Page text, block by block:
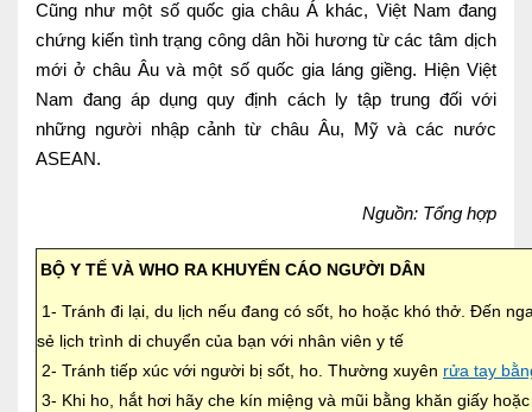
Cũng như một số quốc gia châu Á khác, Việt Nam đang
chứng kiến tình trạng công dân hồi hương từ các tâm dịch
mới ở châu Âu và một số quốc gia láng giềng. Hiện Việt
Nam đang áp dụng quy định cách ly tập trung đối với
những người nhập cảnh từ châu Âu, Mỹ và các nước
ASEAN.
Nguồn: Tổng hợp
BỘ Y TẾ VÀ WHO RA KHUYẾN CÁO NGƯỜI DÂN
1- Tránh đi lại, du lịch nếu đang có sốt, ho hoặc khó thở. Đến
sẻ lịch trình di chuyển của bạn với nhân viên y tế
2- Tránh tiếp xúc với người bị sốt, ho. Thường xuyên rửa tay
3- Khi ho, hắt hơi hãy che kín miệng và mũi bằng khăn giấy